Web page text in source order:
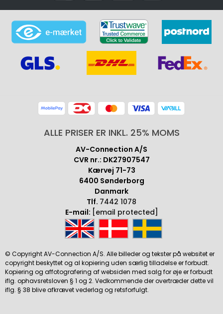
ALLE PRISER ER INKL. 25% MOMS
AV-Connection A/S
CVR nr.: DK27907547
Kærvej 71-73
6400 Sønderborg
Danmark
Tlf. 7442 1078
E-mail: [email protected]
© Copyright AV-Connection A/S. Alle billeder og tekster på websitet er
copyright beskyttet og al kopiering uden særlig tilladelse er forbudt.
Kopiering og affotografering af websiden med salg for øje er forbudt
iflg. ophavsretsloven § 1 og 2. Vedkommende der overtræder dette vil
iflg. § 38 blive afkrævet vederlag og retsforfulgt.